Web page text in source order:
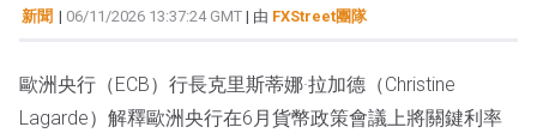
新聞 | 06/11/2026 13:37:24 GMT | 由 FXStreet團隊
歐洲央行（ECB）行長克里斯蒂娜·拉加德（Christine
Lagarde）解釋歐洲央行在6月貨幣政策會議上將關鍵利率